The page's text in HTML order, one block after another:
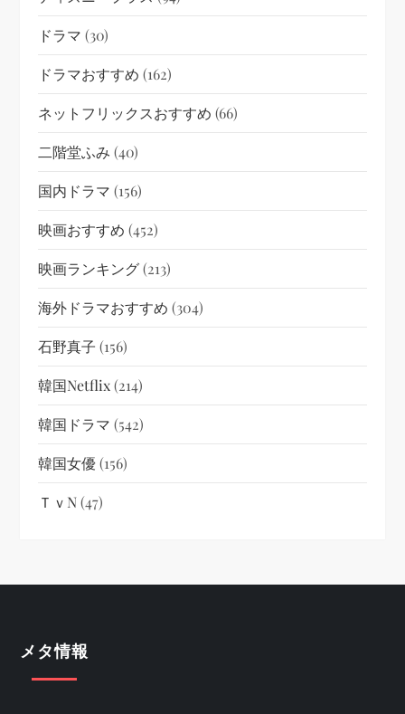
ドラマ (30)
ドラマおすすめ (162)
ネットフリックスおすすめ (66)
二階堂ふみ (40)
国内ドラマ (156)
映画おすすめ (452)
映画ランキング(213)
海外ドラマおすすめ (304)
石野真子 (156)
韓国netflix(214)
韓国ドラマ (542)
韓国女優(156)
ＴｖN(47)
メタ情報